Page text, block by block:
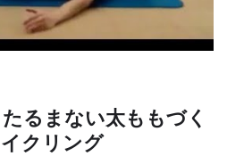
るまない太ももづく
クリング